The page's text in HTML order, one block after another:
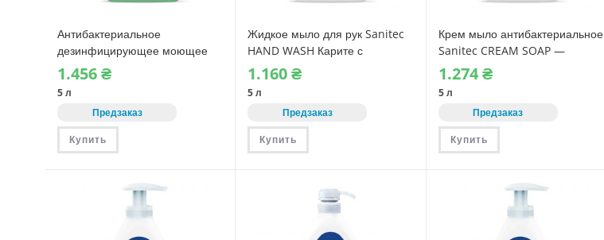
Антибактериальное
дезинфицирующее моющее
средство Sanitec BAKTERIO
(1544)
1.456₴
5 л
Предзаказ
Купить
Жидкое мыло для рук Sanitec
HAND WASH Карите с
увлажняющим эффектом
(1050) 5 л
1.160₴
5 л
Предзаказ
Купить
Крем мыло антибактериальное
Sanitec CREAM SOAP —
Голубой Ирис (1021)
1.274₴
5 л
Предзаказ
Купить